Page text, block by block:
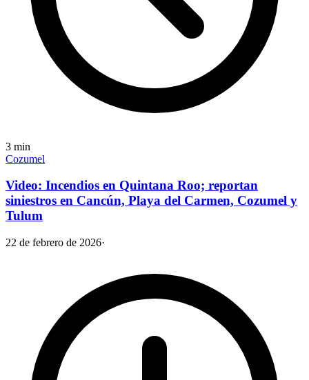
3 min
Cozumel
Video: Incendios en Quintana Roo; reportan
siniestros en Cancún, Playa del Carmen, Cozumel y
Tulum
22 de febrero de 2026·